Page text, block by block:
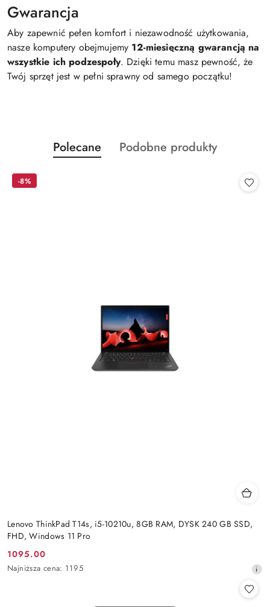
Gwarancja
Aby zapewnić pełen komfort i niezawodność użytkowania,
nasze komputery obejmujemy 12-miesięczną gwarancją na
wszystkie ich podzespoły. Dzięki temu masz pewność, że
Twój sprzęt jest w pełni sprawny od samego początku!
Pomiń karuzelę produktów
Produkty
o
Polecane
Produkty
Podobne produkty
Lenovo ThinkPad T14s, i5-10210u, 8GB RAM, DYSK 240 GB SSD,
FHD, Windows 11 Pro
Cena
promocyjna:
1095.00
Najniższa
Najniższa cena: 1195
-8%